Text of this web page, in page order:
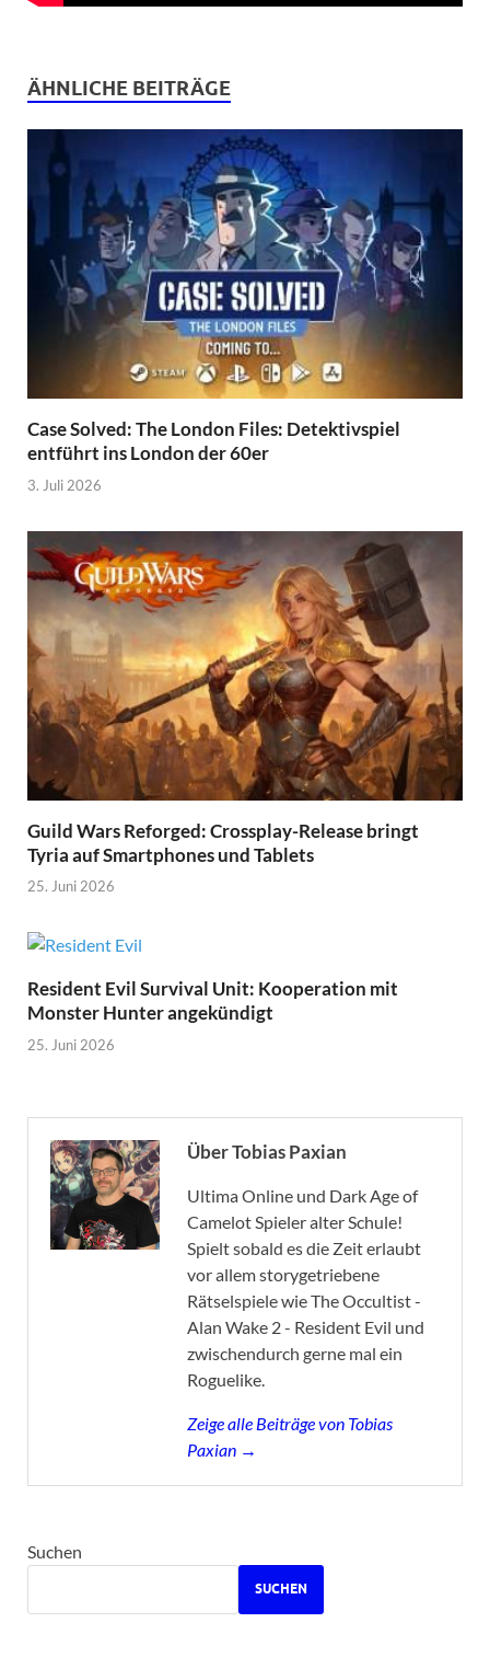
ÄHNLICHE BEITRÄGE
Case Solved: The London Files: Detektivspiel
entführt ins London der 60er
3. Juli 2026
Guild Wars Reforged: Crossplay-Release bringt
Tyria auf Smartphones und Tablets
25. Juni 2026
Resident Evil Survival Unit: Kooperation mit
Monster Hunter angekündigt
25. Juni 2026
Über Tobias Paxian
Ultima Online und Dark Age of
Camelot Spieler alter Schule!
Spielt sobald es die Zeit erlaubt
vor allem storygetriebene
Rätselspiele wie The Occultist -
Alan Wake 2 - Resident Evil und
zwischendurch gerne mal ein
Roguelike.
Zeige alle Beiträge von Tobias
Paxian →
Suchen
SUCHEN